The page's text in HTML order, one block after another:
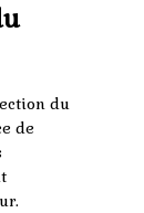
du
de